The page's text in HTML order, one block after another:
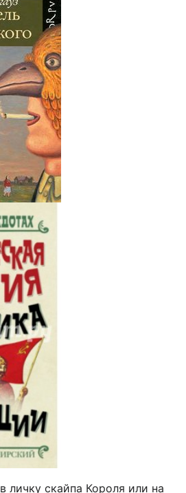
в личку скайпа Короля или на